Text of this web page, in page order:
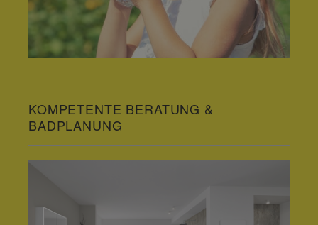
KOMPETENTE BERATUNG &
BADPLANUNG